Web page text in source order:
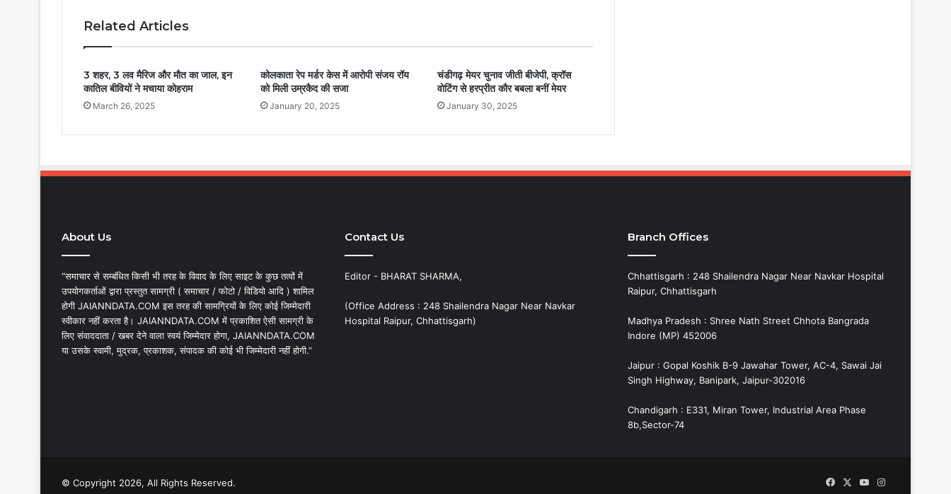
Related Articles
3 शहर, 3 लव मैरिज और मौत का जाल, इन
कातिल बीवियों ने मचाया कोहराम
March 26, 2025
कोलकाता रेप मर्डर केस में आरोपी संजय रॉय
को मिली उम्रकैद की सजा
January 20, 2025
चंडीगढ़ मेयर चुनाव जीती बीजेपी, क्रॉस
वोटिंग से हरप्रीत कौर बबला बनीं मेयर
January 30, 2025
About Us
“समाचार से सम्बंधित किसी भी तरह के विवाद के लिए साइट के कुछ तत्वों में
उपयोगकर्ताओं द्वारा प्रस्तुत सामग्री ( समाचार / फोटो / विडियो आदि ) शामिल
होगी JAIANNDATA.COM इस तरह की सामग्रियों के लिए कोई जिम्मेदारी
स्वीकार नहीं करता है। JAIANNDATA.COM में प्रकाशित ऐसी सामग्री के
लिए संवाददाता / खबर देने वाला स्वयं जिम्मेदार होगा, JAIANNDATA.COM
या उसके स्वामी, मुद्रक, प्रकाशक, संपादक की कोई भी जिम्मेदारी नहीं होगी.”
Contact Us
Editor - BHARAT SHARMA,
(Office Address : 248 Shailendra Nagar Near Navkar
Hospital Raipur, Chhattisgarh)
Branch Offices
Chhattisgarh : 248 Shailendra Nagar Near Navkar Hospital
Raipur, Chhattisgarh
Madhya Pradesh : Shree Nath Street Chhota Bangrada
Indore (MP) 452006
Jaipur : Gopal Koshik B-9 Jawahar Tower, AC-4, Sawai Jai
Singh Highway, Banipark, Jaipur-302016
Chandigarh : E331, Miran Tower, Industrial Area Phase
8b,Sector-74
© Copyright 2026, All Rights Reserved. Facebook
X YouTubeInstagram